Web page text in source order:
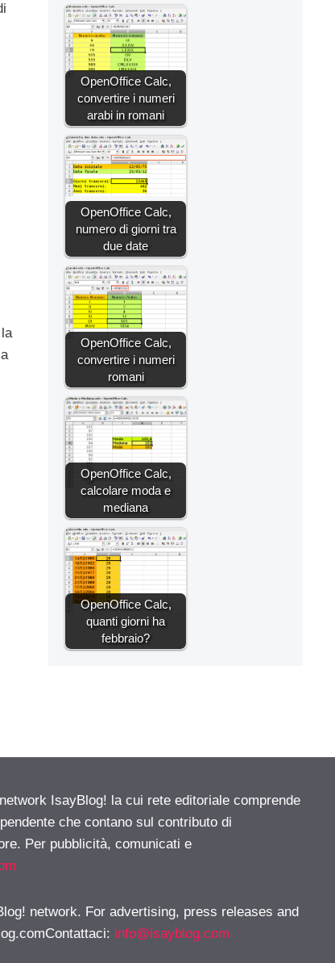
OpenOffice Calc,
convertire i numeri
arabi in romani
OpenOffice Calc,
numero di giorni tra
due date
OpenOffice Calc,
convertire i numeri
romani
OpenOffice Calc,
calcolare moda e
mediana
OpenOffice Calc,
quanti giorni ha
febbraio?
IsayBlog! la cui rete editoriale comprende
che contano sul contributo di
Per pubblicità, comunicati e
network. For advertising, press releases and
: info@isayblog.com